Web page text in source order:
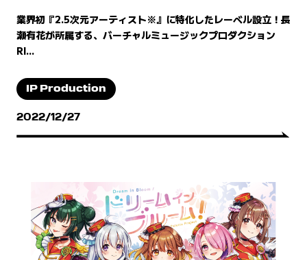
業界初『2.5次元アーティスト※』に特化したレーベル設立！長
瀬有花が所属する、バーチャルミュージックプロダクション
RI...
IP Production
2022/12/27